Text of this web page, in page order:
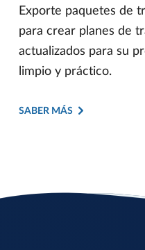
Exporte paquetes de
para crear planes de
actualizados para su
limpio y práctico.
SABER MÁS